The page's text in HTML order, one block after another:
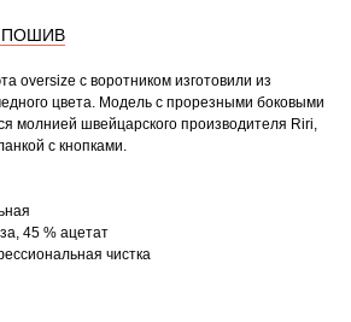
ПОШИВ
oversize с воротником изготовили из
цвета. Модель с прорезными боковыми
молнией швейцарского производителя Riri,
с кнопками.
45 % ацетат
чистка